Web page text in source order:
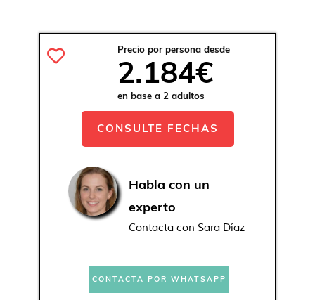
VISITARAS: NUEVA YORK - ORLANDO - RIVIERA MAYA
Precio por persona desde
2.184€
en base a 2 adultos
CONSULTE FECHAS
Habla con un
experto
Contacta con Sara Díaz
CONTACTA POR WHATSAPP